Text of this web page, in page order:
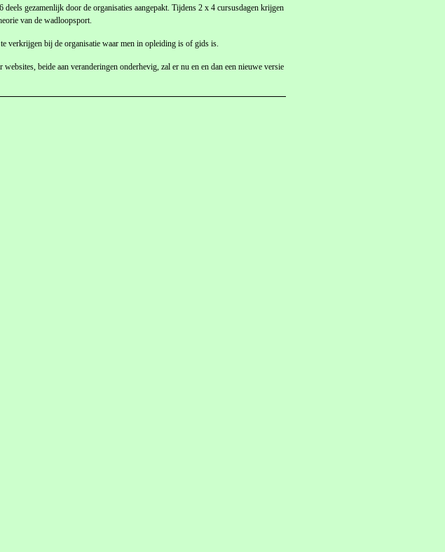
gezamenlijk door de organisaties aangepakt. Tijdens 2 x 4 cursusdagen krijgen
van de wadloopsport.
verkrijgen bij de organisatie waar men in opleiding is of gids is.
beide aan veranderingen onderhevig, zal er nu en en dan een nieuwe versie